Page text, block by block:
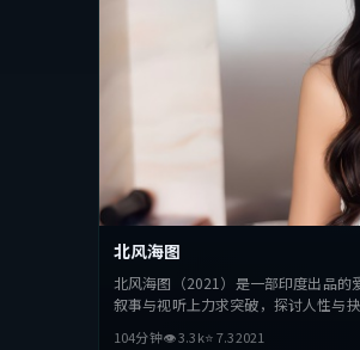
北风海图
北风海图（2021）是一部印度出品的
叙事与视听上力求突破，探讨人性与
104分钟👁3.3k⭐7.32021